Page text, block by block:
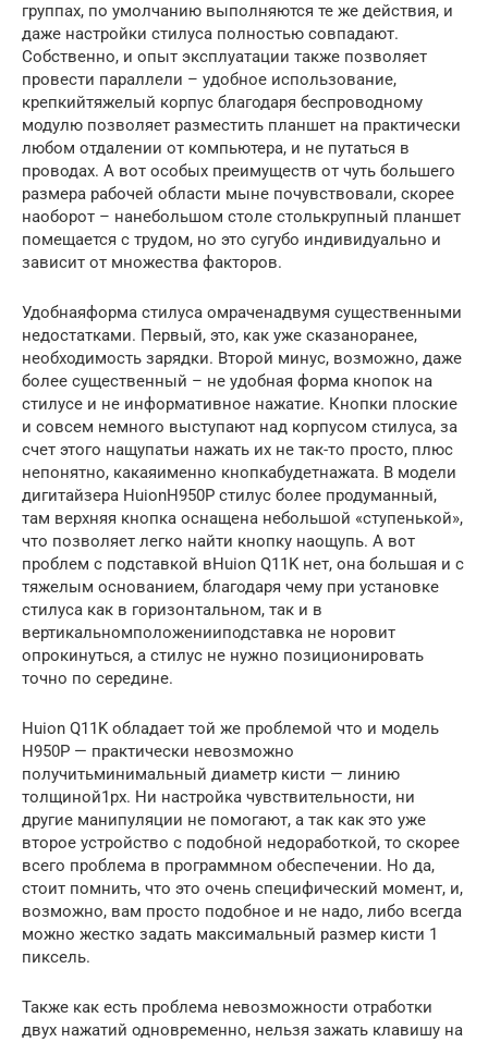
группах, по умолчанию выполняются те же действия, и
даже настройки стилуса полностью совпадают.
Собственно, и опыт эксплуатации также позволяет
провести параллели – удобное использование,
крепкийтяжелый корпус благодаря беспроводному
модулю позволяет разместить планшет на практически
любом отдалении от компьютера, и не путаться в
проводах. А вот особых преимуществ от чуть большего
размера рабочей области мыне почувствовали, скорее
наоборот – нанебольшом столе столькрупный планшет
помещается с трудом, но это сугубо индивидуально и
зависит от множества факторов.
Удобнаяформа стилуса омраченадвумя существенными
недостатками. Первый, это, как уже сказаноранее,
необходимость зарядки. Второй минус, возможно, даже
более существенный – не удобная форма кнопок на
стилусе и не информативное нажатие. Кнопки плоские
и совсем немного выступают над корпусом стилуса, за
счет этого нащупатьи нажать их не так-то просто, плюс
непонятно, какаяименно кнопкабудетнажата. В модели
дигитайзера HuionH950P стилус более продуманный,
там верхняя кнопка оснащена небольшой «ступенькой»,
что позволяет легко найти кнопку наощупь. А вот
проблем с подставкой вHuion Q11K нет, она большая и с
тяжелым основанием, благодаря чему при установке
стилуса как в горизонтальном, так и в
вертикальномположенииподставка не норовит
опрокинуться, а стилус не нужно позиционировать
точно по середине.
Huion Q11K обладает той же проблемой что и модель
H950P — практически невозможно
получитьминимальный диаметр кисти — линию
толщиной1px. Ни настройка чувствительности, ни
другие манипуляции не помогают, а так как это уже
второе устройство с подобной недоработкой, то скорее
всего проблема в программном обеспечении. Но да,
стоит помнить, что это очень специфический момент, и,
возможно, вам просто подобное и не надо, либо всегда
можно жестко задать максимальный размер кисти 1
пиксель.
Также как есть проблема невозможности отработки
двух нажатий одновременно, нельзя зажать клавишу на